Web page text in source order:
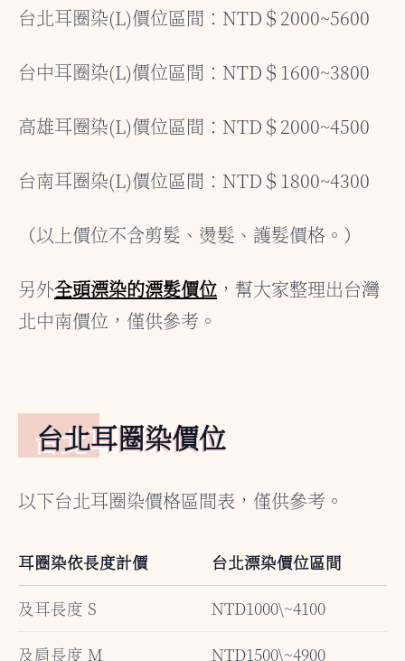
台北耳圈染(L)價位區間：NTD＄2000~5600
台中耳圈染(L)價位區間：NTD＄1600~3800
高雄耳圈染(L)價位區間：NTD＄2000~4500
台南耳圈染(L)價位區間：NTD＄1800~4300
（以上價位不含剪髮、燙髮、護髮價格。）
另外全頭漂染的漂髮價位 ，幫大家整理出台灣
北中南價位，僅供參考。
台北耳圈染價位
以下台北耳圈染價格區間表，僅供參考。
耳圈染依長度計價 台北漂染價位區間
及耳長度 S NTD1000\~4100
及肩長度 M NTD1500\~4900